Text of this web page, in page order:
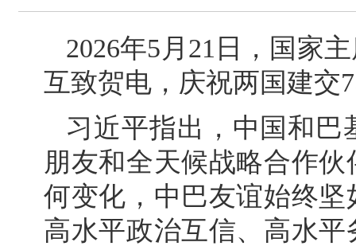
2026年5月21日，国家
互致贺电，庆祝两国建交
习近平指出，中国和
朋友和全天候战略合作
何变化，中巴友谊始终
高水平政治互信、高水